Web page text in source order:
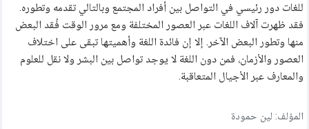
للغات دور رئيسي في التواصل بين أفراد المجتمع وبالتالي تقدمه وتطوره.
فقد ظهرت آلاف اللغات عبر العصور المختلفة ومع مرور الوقت فُقد البعض
منها وتطور البعض الآخر. إلا إن فائدة اللغة وأهميتها تبقى على اختلاف
العصور والأزمان، فمن دون اللغة لا يوجد تواصل بين البشر ولا نقل للعلوم
والمعارف عبر الأجيال المتعاقبة.
المؤلف: لين حمودة